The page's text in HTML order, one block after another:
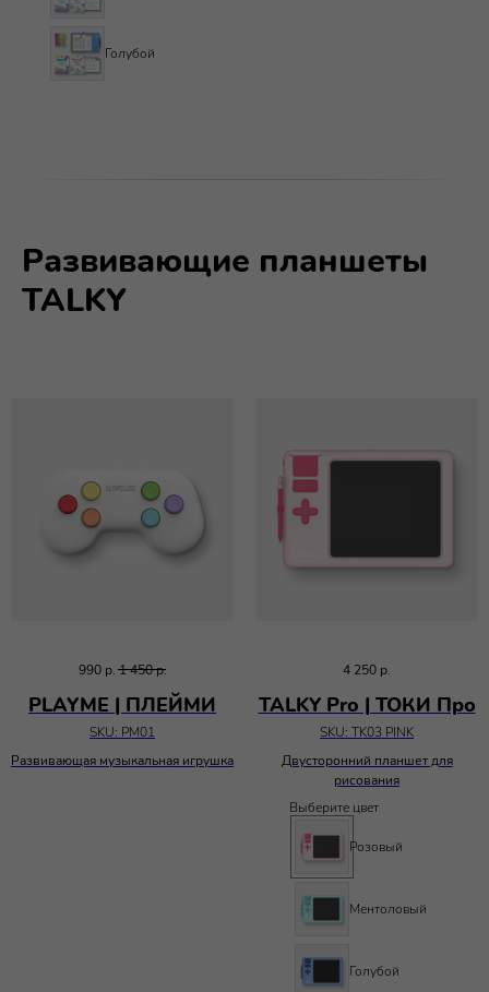
Голубой
Развивающие планшеты
TALKY
990 р. 1 450р.
PLAYME | ПЛЕЙМИ
SKU: PM01
Развивающая музыкальная игрушка
4 250 р.
TALKY Pro | ТОКИ Про
SKU: TK03 PINK
Двусторонний планшет для
рисования
Выберите цвет
Розовый
Ментоловый
Голубой